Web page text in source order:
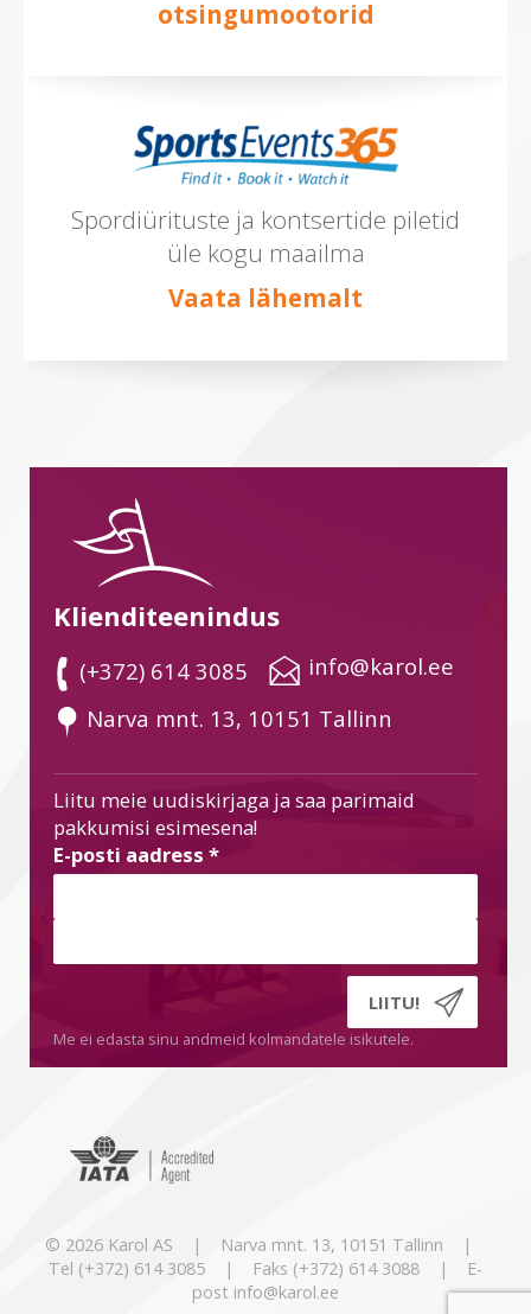
otsingumootorid
Spordiürituste ja kontsertide piletid
üle kogu maailma
Vaata lähemalt
Klienditeenindus
(+372) 614 3085
info@karol.ee
Narva mnt. 13, 10151 Tallinn
Liitu meie uudiskirjaga ja saa parimaid
pakkumisi esimesena!
E-posti aadress *
Me ei edasta sinu andmeid kolmandatele isikutele.
© 2026 Karol AS | Narva mnt. 13, 10151 Tallinn |
Tel (+372) 614 3085 | Faks (+372) 614 3088 | E-
post info@karol.ee